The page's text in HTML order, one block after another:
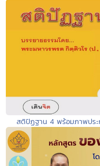
สติปัฏฐาน 4 พร้อมภาพปร